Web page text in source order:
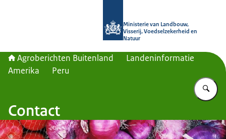
Ministerie van Landbouw,
Visserij, Voedselzekerheid en
Natuur
Agroberichten Buitenland
Landeninformatie
Amerika
Peru
Contact